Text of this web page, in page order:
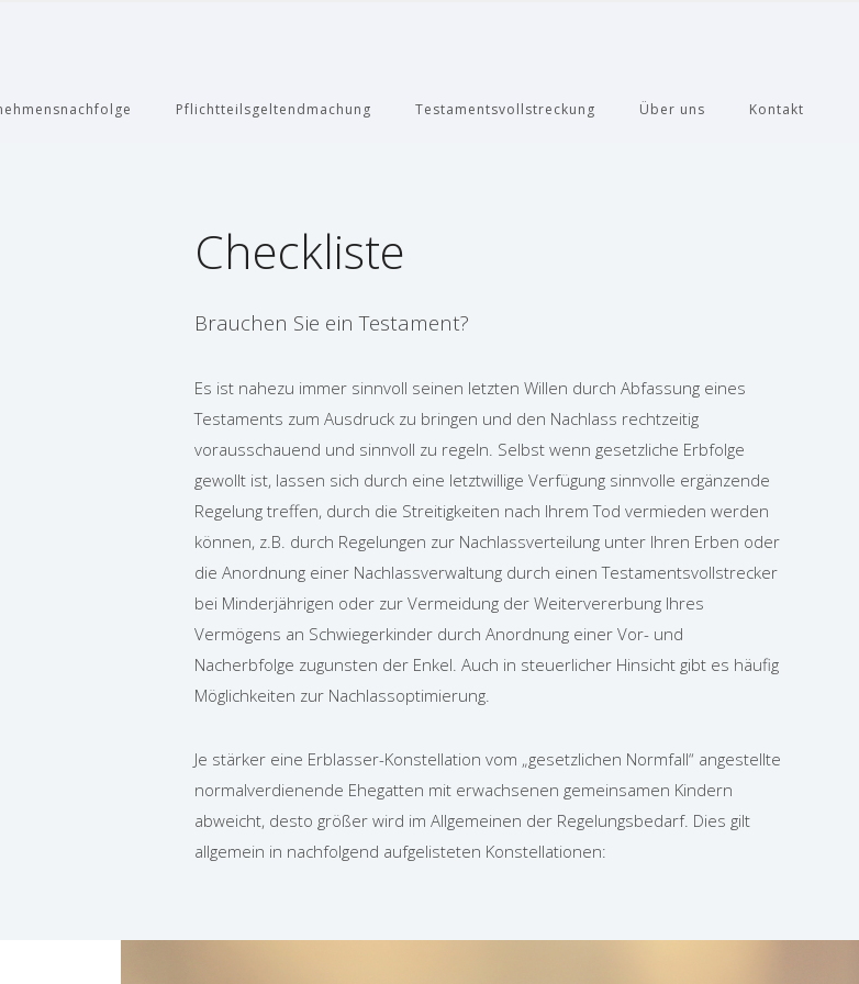
Pflichtteilsgeltendmachung Testamentsvollstreckung Über uns Kontakt
Checkliste
Brauchen Sie ein Testament?
Es ist nahezu immer sinnvoll seinen letzten Willen durch Abfassung eines
Testaments zum Ausdruck zu bringen und den Nachlass rechtzeitig
vorausschauend und sinnvoll zu regeln. Selbst wenn gesetzliche Erbfolge
gewollt ist, lassen sich durch eine letztwillige Verfügung sinnvolle ergänzende
Regelung treffen, durch die Streitigkeiten nach Ihrem Tod vermieden werden
können, z.B. durch Regelungen zur Nachlassverteilung unter Ihren Erben oder
die Anordnung einer Nachlassverwaltung durch einen Testamentsvollstrecker
bei Minderjährigen oder zur Vermeidung der Weitervererbung Ihres
Vermögens an Schwiegerkinder durch Anordnung einer Vor- und
Nacherbfolge zugunsten der Enkel. Auch in steuerlicher Hinsicht gibt es häufig
Möglichkeiten zur Nachlassoptimierung.
Je stärker eine Erblasser-Konstellation vom „gesetzlichen Normfall“ angestellte
normalverdienende Ehegatten mit erwachsenen gemeinsamen Kindern
abweicht, desto größer wird im Allgemeinen der Regelungsbedarf. Dies gilt
allgemein in nachfolgend aufgelisteten Konstellationen: